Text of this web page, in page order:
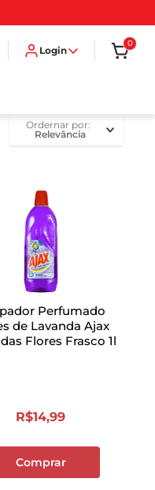
Login
0
ordernar por
Relevância
Perfumado
de Lavanda Ajax
Flores Frasco 1l
R$14,99
Comprar